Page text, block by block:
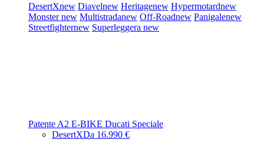
DesertXnew Diavelnew Heritagenew Hypermotardnew
Monsternew Multistradanew Off-Roadnew Panigalenew
Streetfighternew Superleggera new
Patente A2 E-BIKE Ducati Speciale
DesertXDa 16.990 €